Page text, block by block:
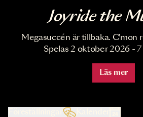
Joyride the
Megasuccén är tillbaka. C'mon
Spelas 2 oktober 2026 -
Läs mer
Kalender